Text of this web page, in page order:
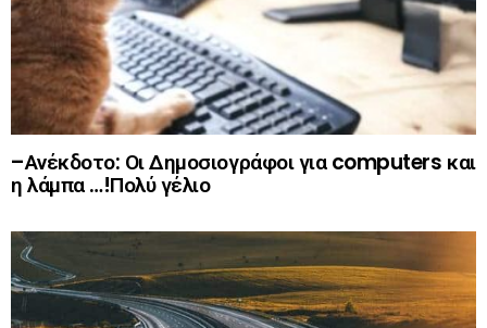
–Ανέκδοτο: Οι Δημοσιογράφοι για computers και
η λάμπα …!Πολύ γέλιο